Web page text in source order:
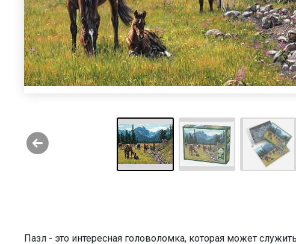
Пазл - это интересная головоломка, которая может